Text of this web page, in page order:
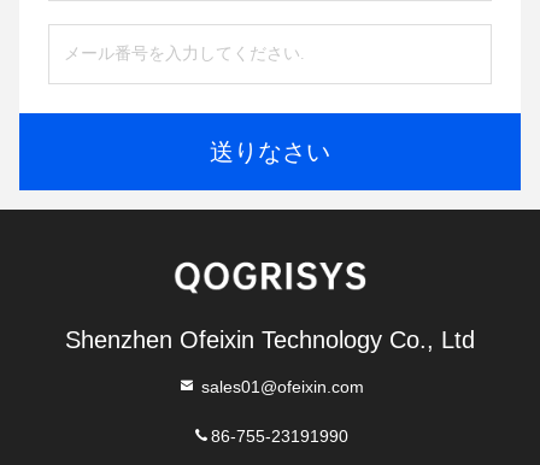
送りなさい
Shenzhen Ofeixin Technology Co., Ltd
sales01@ofeixin.com
86-755-23191990